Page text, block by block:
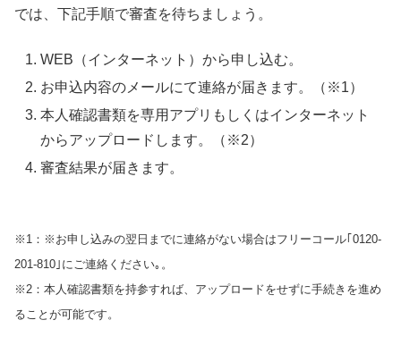
では、下記手順で審査を待ちましょう。
WEB（インターネット）から申し込む。
お申込内容のメールにて連絡が届きます。（※1）
本人確認書類を専用アプリもしくはインターネット
からアップロードします。（※2）
審査結果が届きます。
※1：※お申し込みの翌日までに連絡がない場合はフリーコール｢0120-
201-810｣にご連絡ください｡。
※2：本人確認書類を持参すれば、アップロードをせずに手続きを進め
ることが可能です。